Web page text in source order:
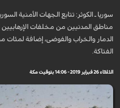
سوريا ـ الكوثر: تتابع الجهات الأمنية
مناطق المدنيين من مخلفات الإرهابيين
الدمار والخراب والفوضى، إضافة لمئات
الفتاكة.
الثلاثاء 26 فبراير 2019 - 14:06 بتوقيت مكة